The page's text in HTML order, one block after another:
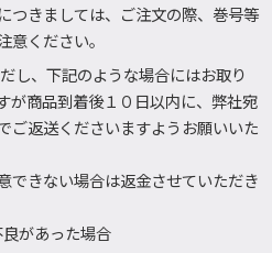
つきましては、ご注文の際、巻号等
意ください。
し、下記のような場合にはお取り
が商品到着後１０日以内に、弊社宛
ご返送くださいますようお願いいた
できない場合は返金させていただき
があった場合